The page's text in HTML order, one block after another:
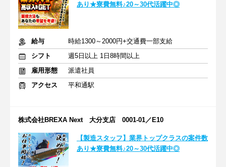
あり★寮費無料♪20～30代活躍中◎
給与
時給1300～2000円+交通費一部支給
シフト
週5日以上 1日8時間以上
雇用形態
派遣社員
アクセス
平和通駅
株式会社BREXA Next 大分支店 0001-01／E10
【製造スタッフ】業界トップクラスの案件数
あり★寮費無料♪20～30代活躍中◎